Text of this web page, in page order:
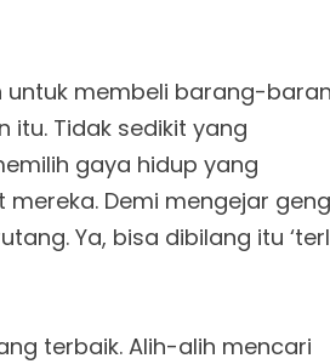
untuk membeli barang-
itu. Tidak sedikit yang
gaya hidup yang
Demi mengejar
Ya, bisa dibilang itu
terbaik. Alih-alih mencari